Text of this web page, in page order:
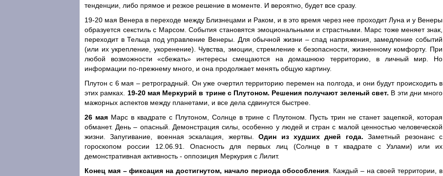
тенденции, либо прямое и резкое решение в моменте. И вероятно, будет все сразу.
19-20 мая Венера в переходе между Близнецами и Раком, и в это время через нее проходит Луна и у Венеры
образуется секстиль с Марсом. События становятся эмоциональными и страстными. Марс тоже меняет знак,
переходит в Тельца под управление Венеры. Для обычной жизни – спад напряжения, замедление событий
(или их укрепление, укоренение). Чувства, эмоции, стремление к безопасности, жизненному комфорту. При
любой возможности «сбежать» интересы смещаются на домашнюю территорию, в личный мир. Но
информации по-прежнему много, и она продолжает менять общую картину.
Плутон с 6 мая – ретроградный. Он уже очертил территорию перемен на полгода, и они будут происходить в
этих рамках. 19-20 мая Меркурий в трине с Плутоном. Решения получают зеленый свет. В эти дни много
мажорных аспектов между планетами, и все дела сдвинутся быстрее.
26 маяМарс в квадрате с Плутоном, Солнце в трине с Плутоном. Пусть трин не станет зацепкой, которая
обманет. День – опасный. Демонстрация силы, особенно у людей и стран с малой ценностью человеческой
жизни. Запугивание, военная эскалация, жертвы.Один из худших дней года. Заметный резонанс с
гороскопом россии 12.06.91. Опасность для первых лиц (Солнце в т квадрате с Узлами) или их
демонстративная активность - оппозиция Меркурия с Лилит.
Конец мая – фиксация на достигнутом, начало периода обособления . Каждый – на своей территории, в